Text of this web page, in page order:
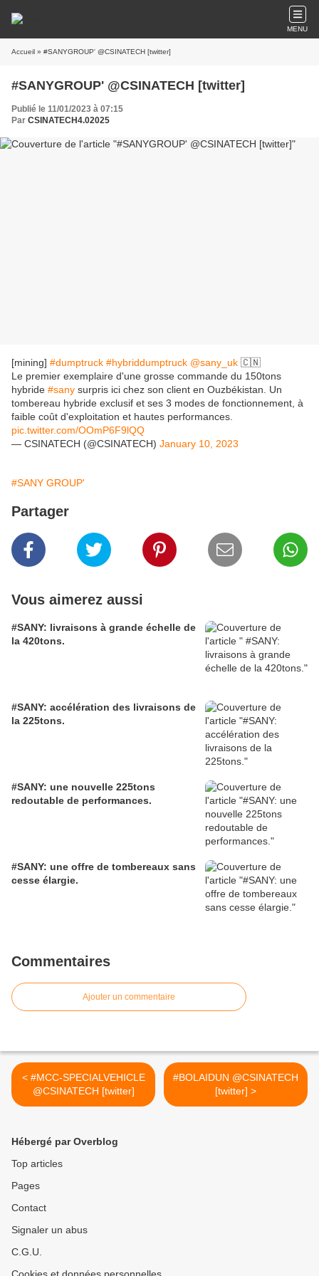
MENU
Accueil » #SANYGROUP' @CSINATECH [twitter]
#SANYGROUP' @CSINATECH [twitter]
Publié le 11/01/2023 à 07:15
Par CSINATECH4.02025
[mining] #dumptruck #hybriddumptruck @sany_uk 🇨🇳
Le premier exemplaire d'une grosse commande du 150tons
hybride #sany surpris ici chez son client en Ouzbékistan. Un
tombereau hybride exclusif et ses 3 modes de fonctionnement, à
faible coût d'exploitation et hautes performances.
pic.twitter.com/OOmP6F9lQQ
— CSINATECH (@CSINATECH) January 10, 2023
#SANY GROUP'
Partager
Vous aimerez aussi
#SANY: livraisons à grande échelle de
la 420tons.
#SANY: accélération des livraisons de
la 225tons.
#SANY: une nouvelle 225tons
redoutable de performances.
#SANY: une offre de tombereaux sans
cesse élargie.
Commentaires
Ajouter un commentaire
< #MCC-SPECIALVEHICLE
@CSINATECH [twitter]
#BOLAIDUN @CSINATECH
[twitter] >
Hébergé par Overblog
Top articles
Pages
Contact
Signaler un abus
C.G.U.